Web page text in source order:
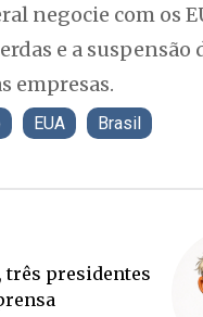
negocie com os
e a suspensão
empresas.
EUA Brasil
mais rápido que a
quem paga a